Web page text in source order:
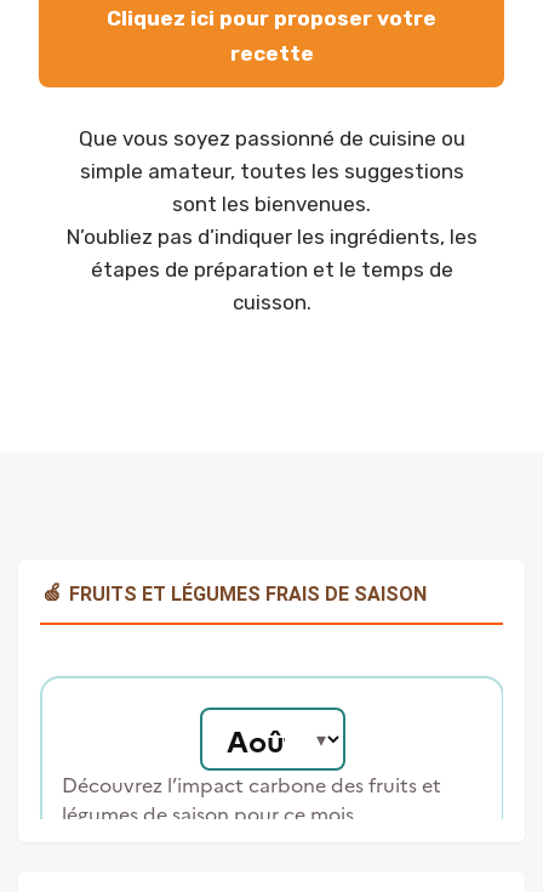
Cliquez ici pour proposer votre
recette
Que vous soyez passionné de cuisine ou
simple amateur, toutes les suggestions
sont les bienvenues.
N’oubliez pas d’indiquer les ingrédients, les
étapes de préparation et le temps de
cuisson.
🍏 FRUITS ET LÉGUMES FRAIS DE SAISON